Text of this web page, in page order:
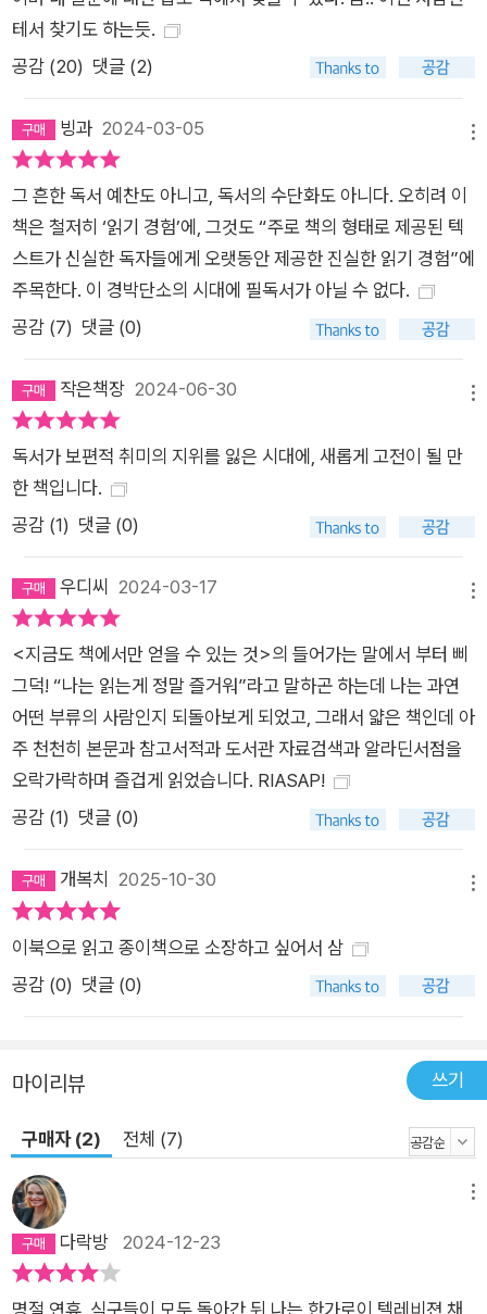
테서 찾기도 하는듯.
공감 (20) 댓글 (2)
빙과 2024-03-05
그 흔한 독서 예찬도 아니고, 독서의 수단화도 아니다. 오히려 이
책은 철저히 ‘읽기 경험’에, 그것도 “주로 책의 형태로 제공된 텍
스트가 신실한 독자들에게 오랫동안 제공한 진실한 읽기 경험”에
주목한다. 이 경박단소의 시대에 필독서가 아닐 수 없다.
공감 (7) 댓글 (0)
작은책장 2024-06-30
독서가 보편적 취미의 지위를 잃은 시대에, 새롭게 고전이 될 만
한 책입니다.
공감 (1) 댓글 (0)
우디씨 2024-03-17
<지금도 책에서만 얻을 수 있는 것>의 들어가는 말에서 부터 삐
그덕! “나는 읽는게 정말 즐거워”라고 말하곤 하는데 나는 과연
어떤 부류의 사람인지 되돌아보게 되었고, 그래서 얇은 책인데 아
주 천천히 본문과 참고서적과 도서관 자료검색과 알라딘서점을
오락가락하며 즐겁게 읽었습니다. RIASAP!
공감 (1) 댓글 (0)
개복치 2025-10-30
이북으로 읽고 종이책으로 소장하고 싶어서 삼
공감 (0) 댓글 (0)
마이리뷰 쓰기
구매자 (2) 전체 (7)
다락방 2024-12-23
명절 연휴, 식구들이 모두 돌아간 뒤 나는 한가로이 텔레비젼 채